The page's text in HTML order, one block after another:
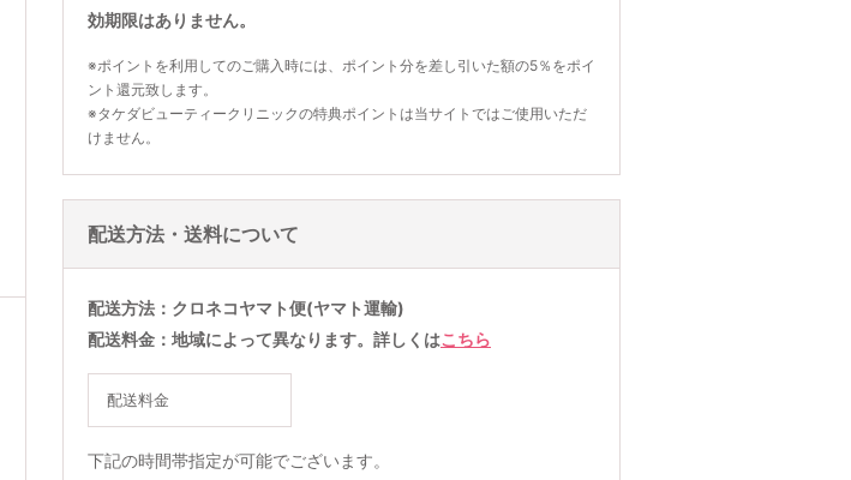
効期限はありません。
※ポイントを利用してのご購入時には、ポイント分を差し引いた額の5％をポイ
ント還元致します。
※タケダビューティークリニックの特典ポイントは当サイトではご使用いただ
けません。
配送方法・送料について
配送方法
クロネコヤマト便(ヤマト運輸)
配送料金
地域によって異なります。詳しくはこちら
配送料金
下記の時間帯指定が可能でございます。